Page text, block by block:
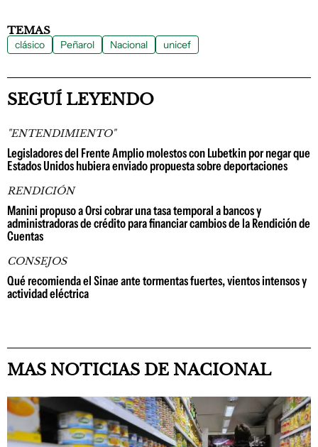
TEMAS
clásico Peñarol Nacional unicef
SEGUÍ LEYENDO
"ENTENDIMIENTO"
Legisladores del Frente Amplio molestos con Lubetkin por negar que
Estados Unidos hubiera enviado propuesta sobre deportaciones
RENDICIÓN
Manini propuso a Orsi cobrar una tasa temporal a bancos y
administradoras de crédito para financiar cambios de la Rendición de
Cuentas
CONSEJOS
Qué recomienda el Sinae ante tormentas fuertes, vientos intensos y
actividad eléctrica
MAS NOTICIAS DE NACIONAL